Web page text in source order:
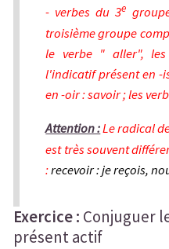
- verbes du 3e
troisième groupe
le verbe " aller",
l'indicatif présent en -
en -oir : savoir ; les
Attention :Le radical
est très souvent
:
Exercice : Conjuguer
présent actif
Chap 4 - Les formes active,
Les différentes formes
La formation et les
Règle1
Règle4